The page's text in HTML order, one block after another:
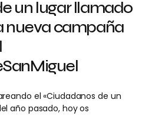
un lugar llamado
nueva campaña
el «Ciudadanos de un
año pasado, hoy os